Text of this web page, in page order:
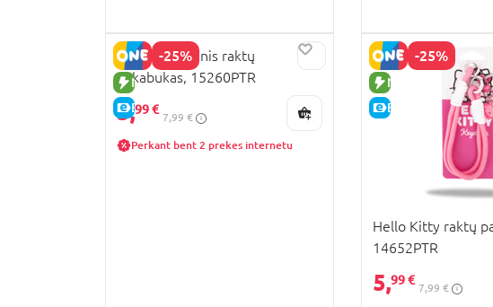
-25%
NAUJA PREKĖ
E-KAINA
Kuromi pliušinis raktų
pakabukas, 15260PTR
5,99 €
7,99 €
Perkant bent 2 prekes internetu
-25%
NAUJA PREKĖ
E-KAINA
Hello Kitty raktų
14652PTR
5,99 €
7,99 €